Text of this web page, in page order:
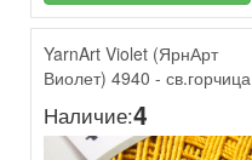
YarnArt Violet (ЯрнАрт
Виолет) 4940 - св.горчица
Наличие:4